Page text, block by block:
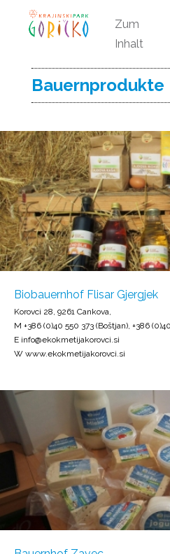
Zum
Inhalt
Bauernprodukte
Biobauernhof Flisar Gjergjek
Korovci 28, 9261 Cankova,
M +386 (0)40 550 373 (Boštjan), +386
E info@ekokmetijakorovci.si
W www.ekokmetijakorovci.si